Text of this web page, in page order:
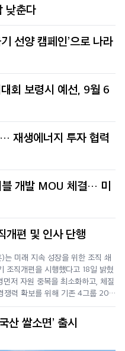
45만 원의 보령사랑상품권으로 지
분증을
낮춘다
선양 캠페인’으로 나라
회 보령시 예선, 9월 6
재생에너지 투자 협력
블 개발 MOU 체결… 미
개편 및 인사 단행
는 미래 지속 성장을 위한 조직 쇄
조직개편을 시행했다고 18일 밝혔
먼저 자원 중복을 최소화하고, 체질
쟁력 확보를 위해 기존 4그룹 20
룹 20본부 58부 체계로 재정비
부(部)를 중심으로 통폐합해 업무
산 쌀소면’ 출시